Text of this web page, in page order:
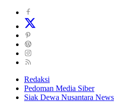
Redaksi
Pedoman Media Siber
Siak Dewa Nusantara News